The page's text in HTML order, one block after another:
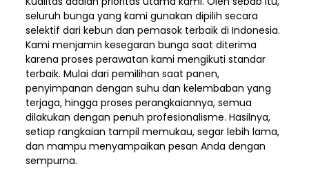
seluruh bunga yang kami gunakan dipilih secara
selektif dari kebun dan pemasok terbaik di Indonesia.
Kami menjamin kesegaran bunga saat diterima
karena proses perawatan kami mengikuti standar
terbaik. Mulai dari pemilihan saat panen,
penyimpanan dengan suhu dan kelembaban yang
terjaga, hingga proses perangkaiannya, semua
dilakukan dengan penuh profesionalisme. Hasilnya,
setiap rangkaian tampil memukau, segar lebih lama,
dan mampu menyampaikan pesan Anda dengan
sempurna.